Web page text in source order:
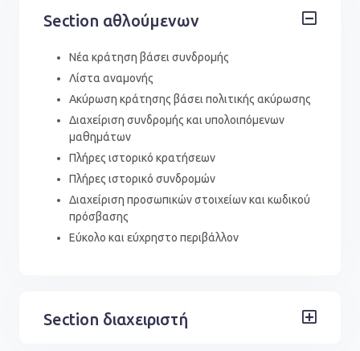
Section αθλούμενων
Νέα κράτηση βάσει συνδρομής
Λίστα αναμονής
Ακύρωση κράτησης βάσει πολιτικής ακύρωσης
Διαχείριση συνδρομής και υπολοιπόμενων
μαθημάτων
Πλήρες ιστορικό κρατήσεων
Πλήρες ιστορικό συνδρομών
Διαχείριση προσωπικών στοιχείων και κωδικού
πρόσβασης
Εύκολο και εύχρηστο περιβάλλον
Section διαχειριστή